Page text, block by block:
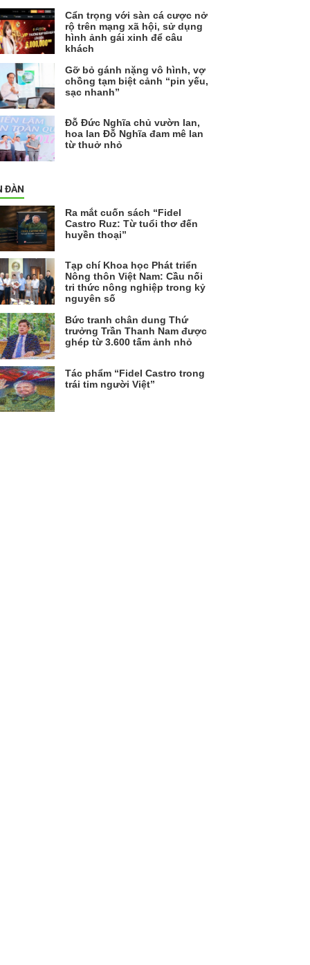
Cẩn trọng với sàn cá cược nở
rộ trên mạng xã hội, sử dụng
hình ảnh gái xinh để câu
khách
Gỡ bỏ gánh nặng vô hình, vợ
chồng tạm biệt cảnh “pin yếu,
sạc nhanh”
Đỗ Đức Nghĩa chủ vườn lan,
hoa lan Đỗ Nghĩa đam mê lan
từ thuở nhỏ
ĐÀN
Ra mắt cuốn sách “Fidel
Castro Ruz: Từ tuổi thơ đến
huyền thoại”
Tạp chí Khoa học Phát triển
Nông thôn Việt Nam: Cầu nối
tri thức nông nghiệp trong kỷ
nguyên số
Bức tranh chân dung Thứ
trưởng Trần Thanh Nam được
ghép từ 3.600 tấm ảnh nhỏ
Tác phẩm “Fidel Castro trong
trái tim người Việt”